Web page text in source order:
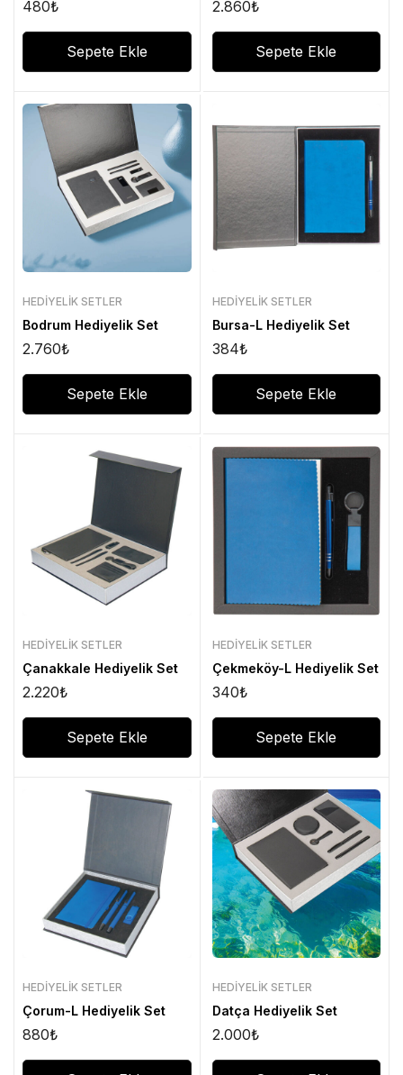
480₺
Sepete Ekle
2.860₺
Sepete Ekle
HEDIYELIK SETLER
Bodrum Hediyelik Set
2.760₺
Sepete Ekle
HEDIYELIK SETLER
Bursa-L Hediyelik Set
384₺
Sepete Ekle
HEDIYELIK SETLER
Çanakkale Hediyelik Set
2.220₺
Sepete Ekle
HEDIYELIK SETLER
Çekmeköy-L Hediyelik Set
340₺
Sepete Ekle
HEDIYELIK SETLER
Çorum-L Hediyelik Set
880₺
HEDIYELIK SETLER
Datça Hediyelik Set
2.000₺